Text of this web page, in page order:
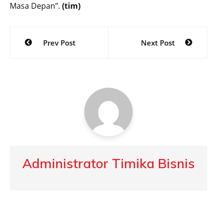
Masa Depan”. (tim)
Post
navigation
Prev Post Next Post
Administrator Timika Bisnis